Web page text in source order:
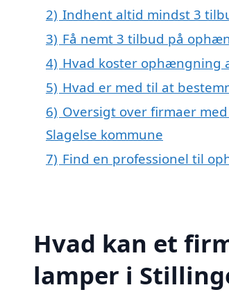
2) Indhent altid mindst 3
3) Få nemt 3 tilbud på
4) Hvad koster ophængning
5) Hvad er med til at
6) Oversigt over firmaer
Slagelse kommune
7) Find en professionel til
Hvad kan et
lamper i